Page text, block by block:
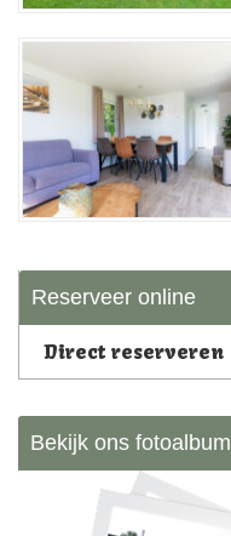
Reserveer online
Direct reserveren
Bekijk ons fotoalbum